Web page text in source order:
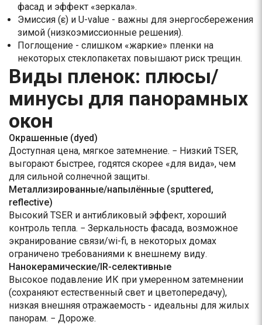
фасад и эффект «зеркала».
Эмиссия (ε) и U-value - важны для энергосбережения
зимой (низкоэмиссионные решения).
Поглощение - слишком «жаркие» пленки на
некоторых стеклопакетах повышают риск трещин.
Виды пленок: плюсы/
минусы для панорамных
окон
Окрашенные (dyed)
Доступная цена, мягкое затемнение. − Низкий TSER,
выгорают быстрее, годятся скорее «для вида», чем
для сильной солнечной защиты.
Металлизированные/напылённые (sputtered,
reflective)
Высокий TSER и антибликовый эффект, хороший
контроль тепла. − Зеркальность фасада, возможное
экранирование связи/wi-fi, в некоторых домах
ограничено требованиями к внешнему виду.
Нанокерамические/IR-селективные
Высокое подавление ИК при умеренном затемнении
(сохраняют естественный свет и цветопередачу),
низкая внешняя отражаемость - идеальны для жилых
панорам. − Дороже.